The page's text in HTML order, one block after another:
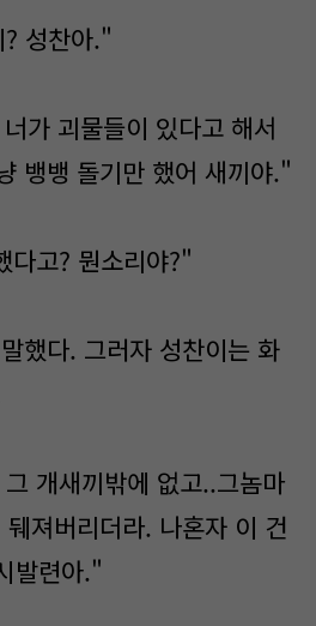
성찬아."
가 괴물들이 있다고 해서
뱅뱅 돌기만 했어 새끼야."
다고? 뭔소리야?"
했다. 그러자 성찬이는 화
개새끼밖에 없고..그놈마
져버리더라. 나혼자 이 건
발련아."